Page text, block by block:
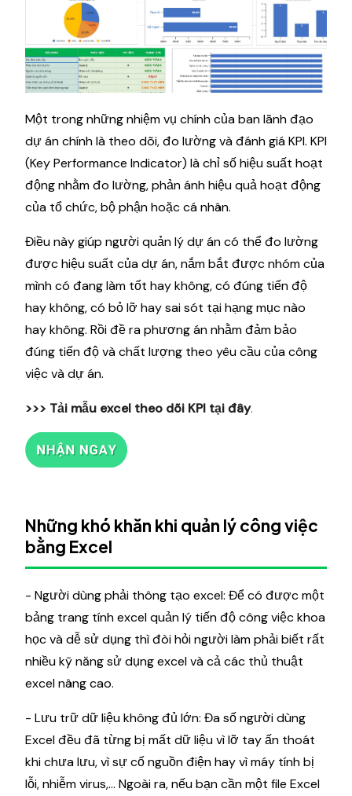
Một trong những nhiệm vụ chính của ban lãnh đạo
dự án chính là theo dõi, đo lường và đánh giá KPI. KPI
(Key Performance Indicator) là chỉ số hiệu suất hoạt
động nhằm đo lường, phản ánh hiệu quả hoạt động
của tổ chức, bộ phận hoặc cá nhân.
Điều này giúp người quản lý dự án có thể đo lường
được hiệu suất của dự án, nắm bắt được nhóm của
mình có đang làm tốt hay không, có đúng tiến độ
hay không, có bỏ lỡ hay sai sót tại hạng mục nào
hay không. Rồi đề ra phương án nhằm đảm bảo
đúng tiến độ và chất lượng theo yêu cầu của công
việc và dự án.
>>> Tải mẫu excel theo dõi KPI tại đây.
Những khó khăn khi quản lý công việc
bằng Excel
- Người dùng phải thông tạo excel: Để có được một
bảng trang tính excel quản lý tiến độ công việc khoa
học và dễ sử dụng thì đòi hỏi người làm phải biết rất
nhiều kỹ năng sử dụng excel và cả các thủ thuật
excel nâng cao.
- Lưu trữ dữ liệu không đủ lớn: Đa số người dùng
Excel đều đã từng bị mất dữ liệu vì lỡ tay ấn thoát
khi chưa lưu, vì sự cố nguồn điện hay vì máy tính bị
lỗi, nhiễm virus,... Ngoài ra, nếu bạn cần một file Excel